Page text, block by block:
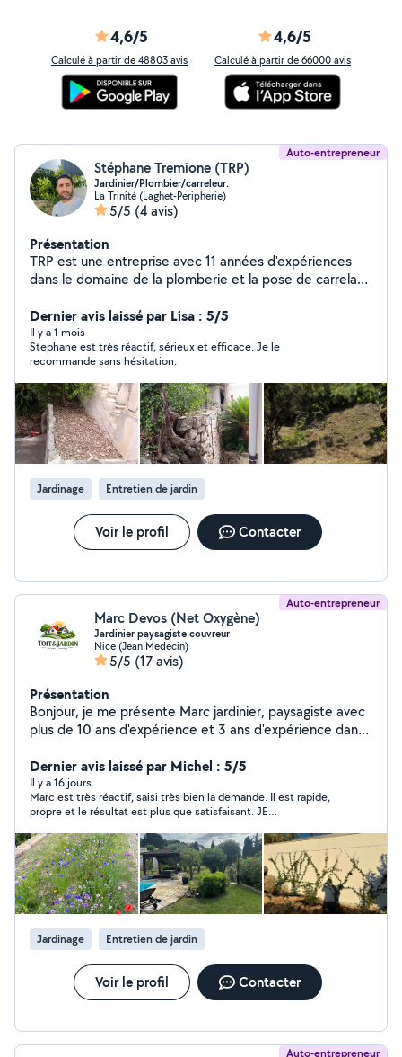
4,6/5
Calculé à partir de 48803 avis
4,6/5
Calculé à partir de 66000 avis
Auto-entrepreneur
Stéphane Tremione (TRP)
Jardinier/Plombier/carreleur.
La Trinité (Laghet-Peripherie)
5/5 (4 avis)
Présentation
TRP est une entreprise avec 11 années d'expériences
dans le domaine de la plomberie et la pose de carrelage
débroussaillages et tout autre tâches dans vos espaces
verts. Dynamique, consciencieux et à l'écoute de notre
clientèle ont va savoir vous conseiller et diriger dans vos
choix tout au long de votre chantier. Nous réalisons les
entretiens de jardin,taille de haies et On réalise les
débroussaillage de vos terrains.
Dernier avis laissé par Lisa : 5/5
Il y a 1 mois
Stephane est très réactif, sérieux et efficace. Je le
recommande sans hésitation.
Jardinage Entretien de jardin
Voir le profil Contacter
Auto-entrepreneur
Marc Devos (Net Oxygène)
Jardinier paysagiste couvreur
Nice (Jean Medecin)
5/5 (17 avis)
Présentation
Bonjour, je me présente Marc jardinier, paysagiste avec
plus de 10 ans d'expérience et 3 ans d'expérience dans
minutieux. La satisfaction du client est une priorité pour
moi .
Dernier avis laissé par Michel : 5/5
Il y a 16 jours
Marc est très réactif, saisi très bien la demande. Il est rapide,
propre et le résultat est plus que satisfaisant. JE
Jardinage Entretien de jardin
Voir le profil Contacter
Auto-entrepreneur